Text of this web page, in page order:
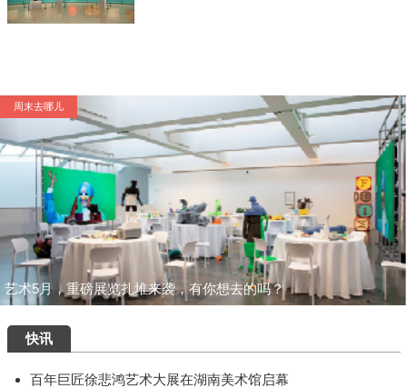
艺术5月，重磅展览扎堆来袭，有你想去的吗？
周末去哪儿
快讯
百年巨匠徐悲鸿艺术大展在湖南美术馆启幕